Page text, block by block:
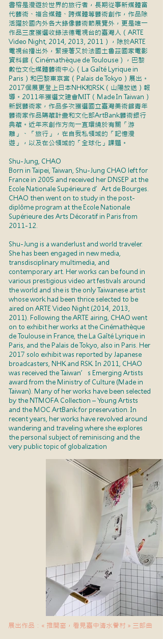
書榕是漫遊於世界的旅行者，長期從事新媒體當
代藝術、複合媒體、跨媒體等藝術創作，作品除
活躍於國內外各大錄像藝術節展覽外，更是唯一
作品三度獲選收錄法德電視台的臺灣人（ARTE
Video Night, 2014, 2013, 2011），除於ARTE
電視台播出外，緊接著又於法國土魯茲國家電影
資料館（Cinémathèque de Toulouse），巴黎
數位文化媒體藝術中心（La Gaîté Lyrique in
Paris）和巴黎東京宮（Palais de Tokyo）展出。
2017個展更登上日本NHK和RSK（山陽放送）報
導。2011年獲選文建會MIT（Made In Taiwan）
新銳藝術家，作品多次獲選國立臺灣美術館青年
藝術家作品購藏計畫和文化部ArtBank藝術銀行
典藏。近年來創作方向一直環繞於有關「游
離」、「旅行」，在自我私領域的「記憶漫
遊」，以及在公領域的「全球化」課題。
Shu-Jung, CHAO
Born in Taipei, Taiwan, Shu-Jung CHAO left for
France in 2005 and received her DNSEP at the
Ecole Nationale Supérieure d’Art de Bourges.
CHAO then went on to study in the post-
diplôme program at the Ecole Nationale
Supérieure des Arts Décoratif in Paris from
2011-12.
Shu-Jung is a wanderlust and world traveler.
She has been engaged in new media,
transdisciplinary multimedia, and
contemporary art. Her works can be found in
various prestigious video art festivals around
the world and she is the only Taiwanese artist
whose work had been thrice selected to be
aired on ARTE Video Night (2014, 2013,
2011). Following the ARTE airing, CHAO went
on to exhibit her works at the Cinémathèque
de Toulouse in France, the La Gaîté Lyrique in
Paris, and the Palais de Tokyo, also in Paris. Her
2017 solo exhibit was reported by Japanese
broadcasters, NHK and RSK. In 2011, CHAO
was received the Taiwan’s Emerging Artists
award from the Ministry of Culture (Made in
Taiwan). Many of her works have been selected
by the NTMOFA Collection – Young Artists
and the MOC ArtBank for preservation. In
recent years, her works have revolved around
wandering and traveling where she explores
the personal subject of reminiscing and the
very public topic of globalization
展出作品：« 推開窗，看見臺中清水眷村 » 三部曲